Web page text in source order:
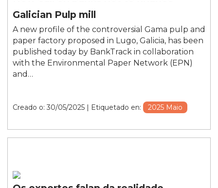
Galician Pulp mill
A new profile of the controversial Gama pulp and
paper factory proposed in Lugo, Galicia, has been
published today by BankTrack in collaboration
with the Environmental Paper Network (EPN)
and…
Creado o: 30/05/2025 | Etiquetado en: 2025 Maio